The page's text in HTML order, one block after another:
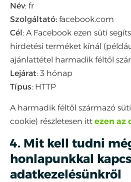
Név: fr
Szolgáltató: facebook.com
Cél: A Facebook ezen süti
hirdetési terméket kínál
ajánlattétel harmadik féltől
Lejárat: 3 hónap
Típus: HTTP
A harmadik féltől származó
cookie) részletesen itt ezen az
4. Mit kell tudni
honlapunkkal
adatkezelésünkről